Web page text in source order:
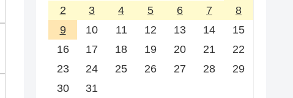
2
3 4 5 6 7
8
9
10 11 12 13 14
15
16
17 18 19 20 21
22
23
24 25 26 27 28
29
30
31